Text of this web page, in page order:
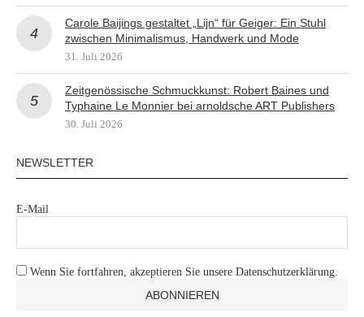
Carole Baijings gestaltet „Lijn“ für Geiger: Ein Stuhl
zwischen Minimalismus, Handwerk und Mode
31. Juli 2026
Zeitgenössische Schmuckkunst: Robert Baines und
Typhaine Le Monnier bei arnoldsche ART Publishers
30. Juli 2026
NEWSLETTER
E-Mail
Wenn Sie fortfahren, akzeptieren Sie unsere Datenschutzerklärung.